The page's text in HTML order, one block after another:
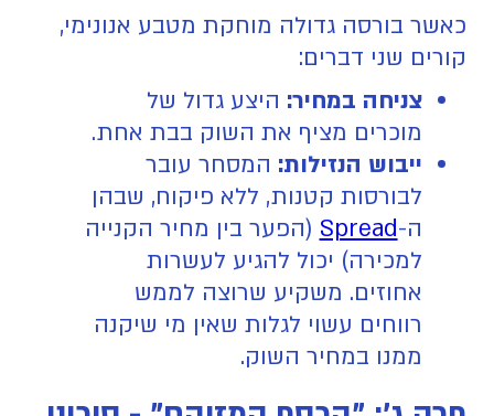
כאשר בורסה גדולה מוחקת מטבע אנונימי,
קורים שני דברים:
צניחה במחיר: היצע גדול של
מוכרים מציף את השוק בבת אחת.
ייבוש הנזילות: המסחר עובר
לבורסות קטנות, ללא פיקוח, שבהן
ה-Spread (הפער בין מחיר הקנייה
למכירה) יכול להגיע לעשרות
אחוזים. משקיע שרוצה לממש
רווחים עשוי לגלות שאין מי שיקנה
ממנו במחיר השוק.